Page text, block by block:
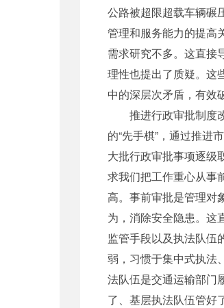
公路被超限超载车辆碾
管理和服务能力的提高
需求研究不多。这直接
理性也提出了质疑。这
中的深层次矛盾，有效
推进行政审批制度改
的“先手棋”，通过推进
大批行政审批事项逐级
求我们把工作重心从事
高。事前审批是管理对
为，消除安全隐患。这
监管手段以及执法队伍
弱，习惯于集中式执法
法队伍是交通运输部门
了、基层执法队伍管好